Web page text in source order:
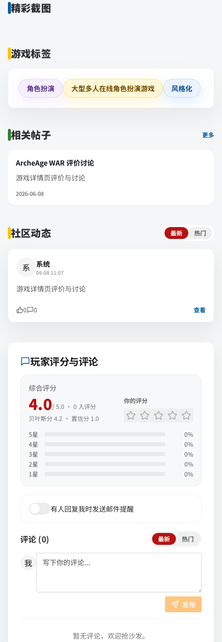
精彩截图
游戏标签
角色扮演 大型多人在线角色扮演游戏 风格化
相关帖子 更多
ArcheAge WAR 评价讨论
游戏详情页评价与讨论
2026-06-08
社区动态 最新 热门
系 系统
06-08 11:07
游戏详情页评价与讨论
0 0 查看
玩家评分与评论
综合评分
4.0/ 5.0 · 0 人评分
贝叶斯分4.2 · 置信分 1.0
你的评分
5星 0%
4星 0%
3星 0%
2星 0%
1 星 0%
有人回复我时发送邮件提醒
评论 (0) 最新 热门
我
发布
暂无评论，欢迎抢沙发。